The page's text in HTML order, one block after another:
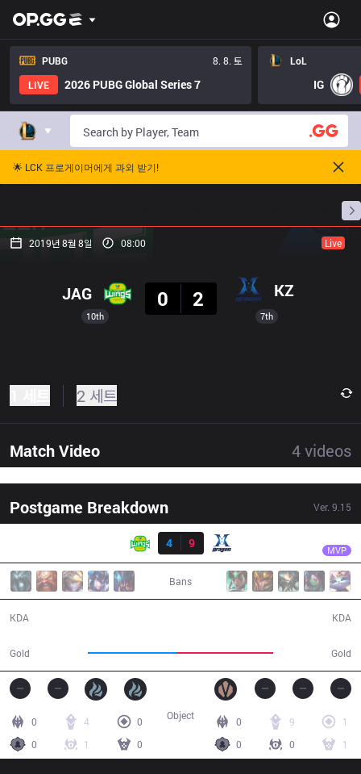
PUBG
8. 8. 토
LIVE
2026 PUBG Global Series 7
LoL
IG
🌟 LCK 프로게이머에게 과외 받기!
프로빌
2019년 8월 8일 08:00 Live
10th
JAG
0
2 KZ
7th
2 세트
Match Video 4videos
Postgame Breakdown Ver. 9.15
4
9 MVP
Bans
KDA
Gold Gold
KDA
0 4
0
0
1 0
0 9
1
0
0 1
Object